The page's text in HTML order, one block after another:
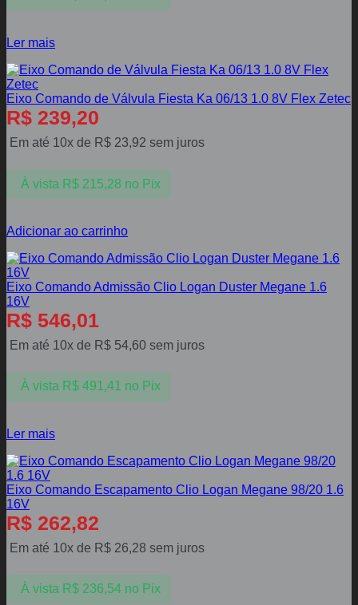
Ler mais
Eixo Comando de Válvula Fiesta Ka 06/13 1.0 8V Flex Zetec
R$ 239,20
Em até 10x de R$ 23,92 sem juros
À vista R$215,28 no Pix
Adicionar ao carrinho
Eixo Comando Admissão Clio Logan Duster Megane 1.6
16V
R$ 546,01
Em até 10x de R$ 54,60 sem juros
À vista R$491,41 no Pix
Ler mais
Eixo Comando Escapamento Clio Logan Megane 98/20 1.6
16V
R$ 262,82
Em até 10x de R$ 26,28 sem juros
À vista R$236,54 no Pix